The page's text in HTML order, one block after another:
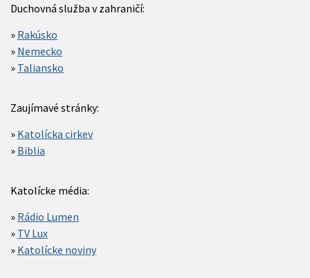
Duchovná služba v zahraničí:
Rakúsko
Nemecko
Taliansko
Zaujímavé stránky:
Katolícka cirkev
Biblia
Katolícke média:
Rádio Lumen
TV Lux
Katolícke noviny